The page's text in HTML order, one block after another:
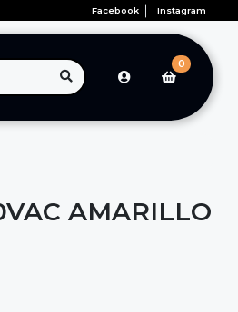
Facebook Instagram
0
AMARILLO